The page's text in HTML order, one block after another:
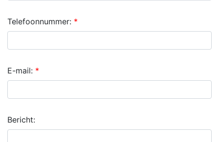
Telefoonnummer:
E-mail:
Bericht: